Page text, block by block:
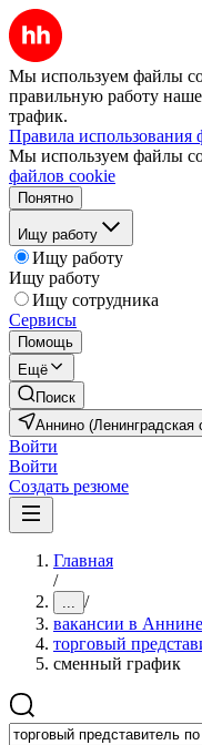
Мы используем файлы
правильную работу
трафик.
Правила использования
Мы используем файлы
файлов cookie
Понятно
Ищу работу
Ищу работу
Ищу работу
Ищу сотрудника
Сервисы
Помощь
Ещё
Поиск
Аннино (Ленинградская
Войти
Войти
Создать резюме
Главная
/
... /
вакансии в
торговый
сменный график